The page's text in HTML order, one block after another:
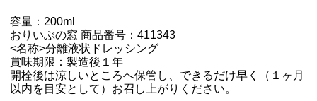
容量：200ml
おりいぶの窓 商品番号：411343
<名称>分離液状ドレッシング
賞味期限：製造後１年
開栓後は涼しいところへ保管し、できるだけ早く（１ヶ月
以内を目安として）お召し上がりください。